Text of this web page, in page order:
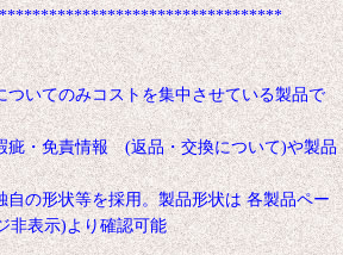
ついてのみコストを集中させている製品で
疵・免責情報 (返品・交換について)や製品
自の形状等を採用。製品形状は 各製品ペー
非表示)より確認可能